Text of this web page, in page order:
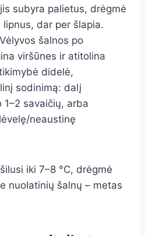
subyra palietus, drėgmė
dar per šlapia.
šalnos po
viršūnes ir atitolina
didelė,
sodinimą: dalį
savaičių, arba
neaustinę
iki 7–8 °C, drėgmė
nuolatinių šalnų – metas